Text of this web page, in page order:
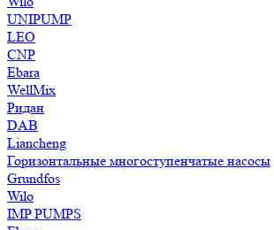
UNIPUMP
LEO
CNP
Ebara
WellMix
Ридан
DAB
Liancheng
Горизонтальные многоступенчатые насосы
Grundfos
Wilo
IMP PUMPS